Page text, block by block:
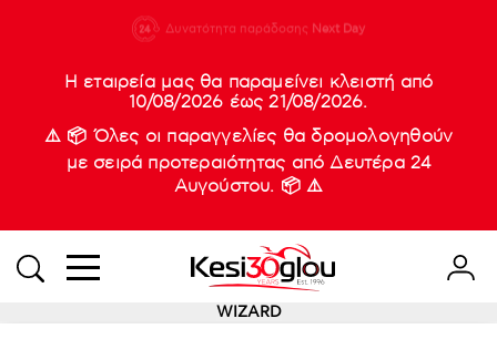
933
Δυνατότητα παράδοσης Next Day
Νέες
Η εταιρεία μας θα παραμείνει κλειστή από
10/08/2026 έως 21/08/2026.
⚠️ 📦 Όλες οι παραγγελίες θα δρομολογηθούν
με σειρά προτεραιότητας από Δευτέρα 24
Αυγούστου. 📦 ⚠️
WIZARD